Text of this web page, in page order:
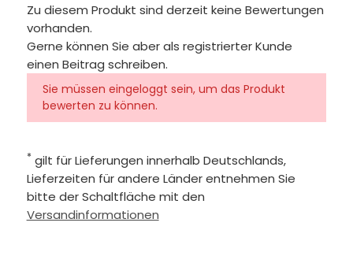
Zu diesem Produkt sind derzeit keine Bewertungen
vorhanden.
Gerne können Sie aber als registrierter Kunde
einen Beitrag schreiben.
Sie müssen eingeloggt sein, um das Produkt
bewerten zu können.
* gilt für Lieferungen innerhalb Deutschlands,
Lieferzeiten für andere Länder entnehmen Sie
bitte der Schaltfläche mit den
Versandinformationen